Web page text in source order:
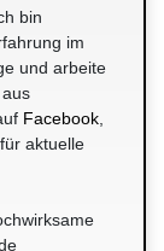
bin
im
und arbeite
Facebook
für aktuelle